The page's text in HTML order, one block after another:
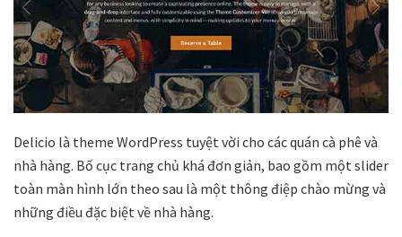
Delicio là theme WordPress tuyệt vời cho các quán cà phê và
nhà hàng. Bố cục trang chủ khá đơn giản, bao gồm một slider
toàn màn hình lớn theo sau là một thông điệp chào mừng và
những điều đặc biệt về nhà hàng.